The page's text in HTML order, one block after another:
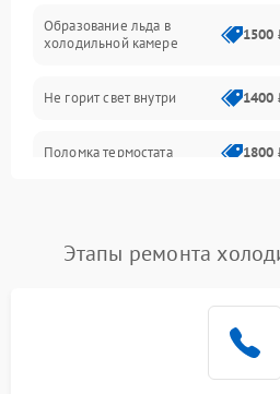
Образование льда в
холодильной камере
1500
Не горит свет внутри 1400
Поломка термостата 1800
Поломка системы No Frost 2600
Этапы ремонта